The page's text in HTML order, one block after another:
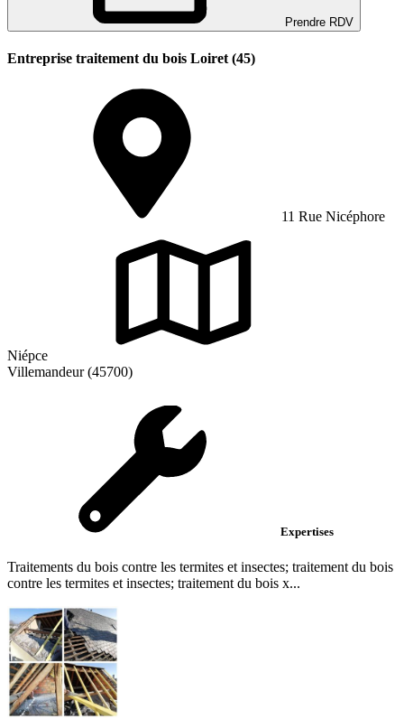
Prendre RDV
Entreprise traitement du bois Loiret (45)
11 Rue Nicéphore
Niépce
Villemandeur (45700)
Expertises
Traitements du bois contre les termites et insectes; traitement du bois
contre les termites et insectes; traitement du bois x...